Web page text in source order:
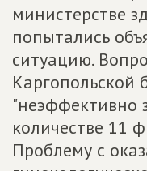
министерстве
попытались
ситуацию.
Каргопольской
"неэффективно
количестве 11
Проблему с